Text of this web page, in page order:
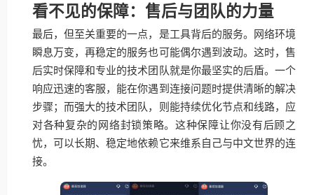
看不见的保障：售后与团队的力量
最后，但至关重要的一点，是工具背后的服务。网络环境
瞬息万变，再稳定的服务也可能偶尔遇到波动。这时，售
后实时保障和专业的技术团队就是你最坚实的后盾。一个
响应迅速的客服，能在你遇到连接问题时提供清晰的解决
步骤；而强大的技术团队，则能持续优化节点和线路，应
对各种复杂的网络封锁策略。这种保障让你没有后顾之
忧，可以长期、稳定地依赖它来维系自己与中文世界的连
接。